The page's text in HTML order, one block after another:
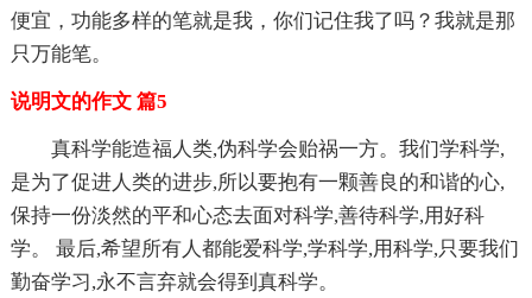
便宜，功能多样的笔就是我，你们记住我了吗？我就是那
只万能笔。
说明文的作文 篇5
真科学能造福人类,伪科学会贻祸一方。我们学科学,
是为了促进人类的进步,所以要抱有一颗善良的和谐的心,
保持一份淡然的平和心态去面对科学,善待科学,用好科
学。 最后,希望所有人都能爱科学,学科学,用科学,只要我们
勤奋学习,永不言弃就会得到真科学。